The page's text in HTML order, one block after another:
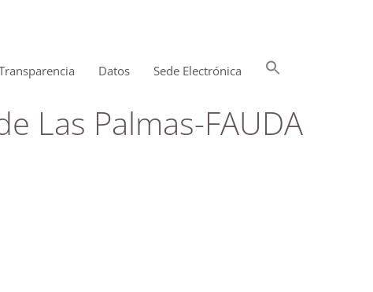
Datos Sede Electrónica
Las Palmas-FAUDA